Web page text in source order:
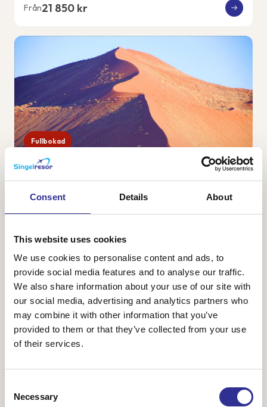
Consent Details About
This website uses cookies
We use cookies to personalise content and ads, to
provide social media features and to analyse our traffic.
We also share information about your use of our site with
our social media, advertising and analytics partners who
may combine it with other information that you’ve
provided to them or that they’ve collected from your use
of their services.
Selection
Necessary
Från21 850 kr
Fullbokad
28 sep-9 okt 2026
Namibia är ett av Afrikas vackraste länder med vacker och
vykortsvackra sanddyner och ett spännande djurliv. Vi
Från48 800 kr